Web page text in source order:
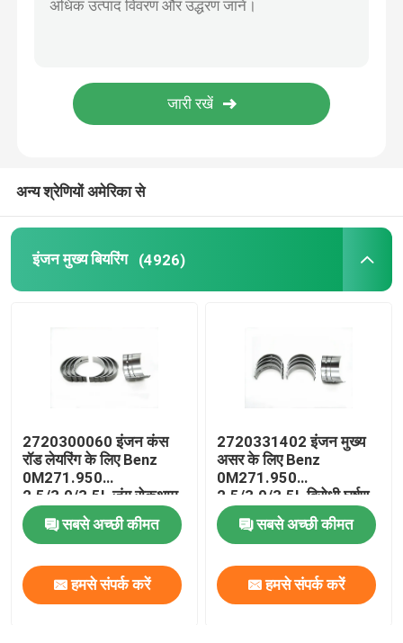
डीजल पिस्टन रिंग
वायु कंप्रेसर पिस्टन रिंग
पिस्टन तेल की अंगूठी
अन्य श्रेणियों अमेरिका से
इंजन मुख्य बियरिंग (4926)
2720300060 इंजन कंस
रॉड लेयरिंग के लिए Benz
0M271.950
2.5/3.0/3.5L जंग रोकथाम
सबसे अच्छी कीमत
हमसे संपर्क करें
2720331402 इंजन मुख्य
असर के लिए Benz
0M271.950
2.5/3.0/3.5L विरोधी घर्षण
सबसे अच्छी कीमत
हमसे संपर्क करें